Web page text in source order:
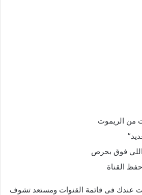
من الريموت
اللي فوق بحرص
القناة
عندك فى قائمة القنوات ومستعد تشوف